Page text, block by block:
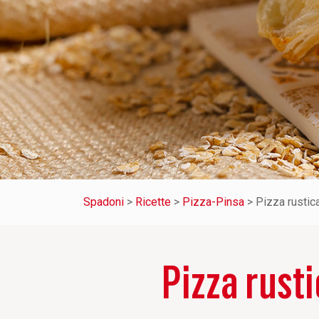
Spadoni > Ricette > Pizza-Pinsa > Pizza
Pizza